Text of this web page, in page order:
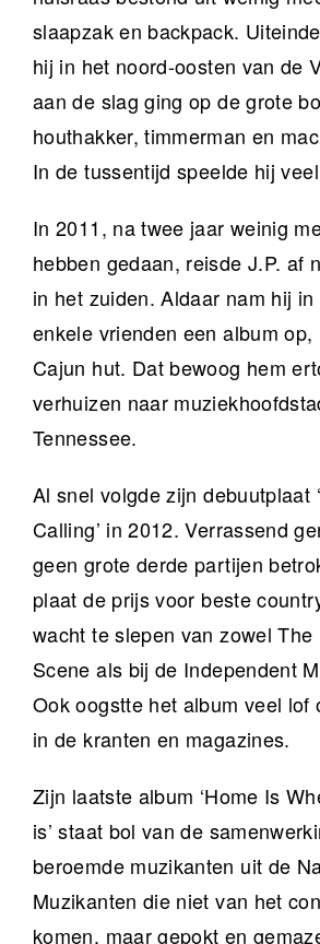
slaapzak en backpack.
hij in het noord-oosten van de
aan de slag ging op de grote
houthakker, timmerman en
In de tussentijd speelde hij
In 2011, na twee jaar weinig
hebben gedaan, reisde J.P. af
in het zuiden. Aldaar nam hij
enkele vrienden een album op,
Cajun hut. Dat bewoog hem
verhuizen naar
Tennessee.
Al snel volgde zijn debuutplaat
Calling’ in 2012. Verrassend
geen grote derde partijen
plaat de prijs voor beste
wacht te slepen van zowel The
Scene als bij de Independent
Ook oogstte het album veel lof
in de kranten en magazines.
Zijn laatste album ‘Home Is
is’ staat bol van de
beroemde muzikanten uit de
Muzikanten die niet van het
komen, maar gepokt en